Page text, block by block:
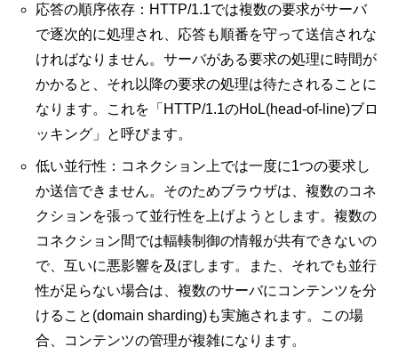
応答の順序依存：HTTP/1.1では複数の要求がサーバ
で逐次的に処理され、応答も順番を守って送信されな
ければなりません。サーバがある要求の処理に時間が
かかると、それ以降の要求の処理は待たされることに
なります。これを「HTTP/1.1のHoL(head-of-line)ブロ
ッキング」と呼びます。
低い並行性：コネクション上では一度に1つの要求し
か送信できません。そのためブラウザは、複数のコネ
クションを張って並行性を上げようとします。複数の
コネクション間では輻輳制御の情報が共有できないの
で、互いに悪影響を及ぼします。また、それでも並行
性が足らない場合は、複数のサーバにコンテンツを分
けること(domain sharding)も実施されます。この場
合、コンテンツの管理が複雑になります。